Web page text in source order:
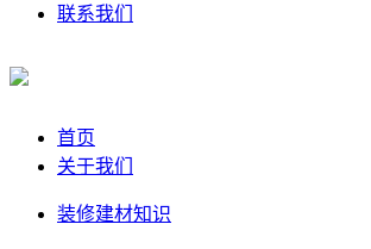
联系我们
首页
关于我们
装修建材知识